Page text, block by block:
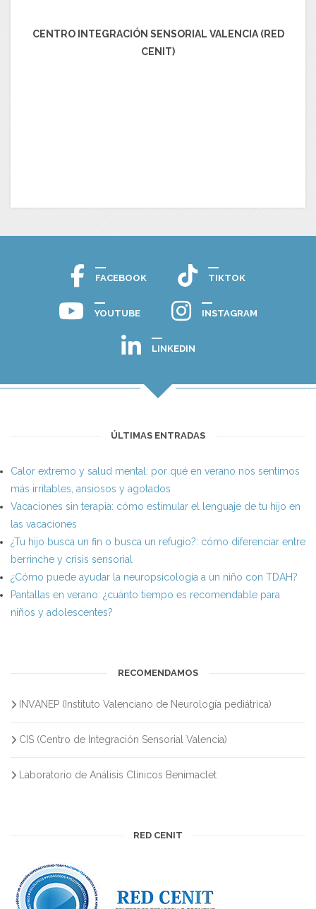
CENTRO INTEGRACIÓN SENSORIAL VALENCIA (RED
CENIT)
FACEBOOK TIKTOK
YOUTUBE INSTAGRAM
LINKEDIN
ÚLTIMAS ENTRADAS
Calor extremo y salud mental: por qué en verano nos sentimos
más irritables, ansiosos y agotados
Vacaciones sin terapia: cómo estimular el lenguaje de tu hijo en
las vacaciones
¿Tu hijo busca un fin o busca un refugio?: cómo diferenciar entre
berrinche y crisis sensorial
¿Cómo puede ayudar la neuropsicología a un niño con TDAH?
Pantallas en verano: ¿cuánto tiempo es recomendable para
niños y adolescentes?
RECOMENDAMOS
INVANEP (Instituto Valenciano de Neurología pediátrica)
CIS (Centro de Integración Sensorial Valencia)
Laboratorio de Análisis Clínicos Benimaclet
RED CENIT